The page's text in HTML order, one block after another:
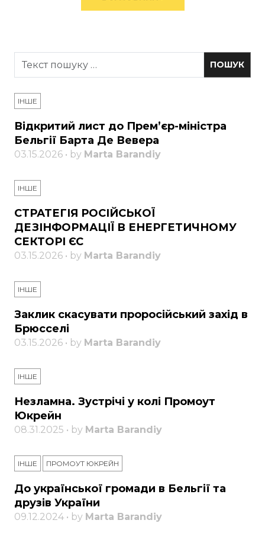
ІНШЕ
Відкритий лист до Прем’єр-міністра
Бельгії Барта Де Вевера
03.15.2026 • by Marta Barandiy
ІНШЕ
СТРАТЕГІЯ РОСІЙСЬКОЇ
ДЕЗІНФОРМАЦІЇ В ЕНЕРГЕТИЧНОМУ
СЕКТОРІ ЄС
03.15.2026 • by Marta Barandiy
ІНШЕ
Заклик скасувати проросійський захід в
Брюсселі
03.15.2026 • by Marta Barandiy
ІНШЕ
Незламна. Зустрічі у колі Промоут
Юкрейн
08.31.2025 • by Marta Barandiy
ІНШЕ ПРОМОУТ ЮКРЕЙН
До української громади в Бельгії та
друзів України
09.12.2024 • by Marta Barandiy